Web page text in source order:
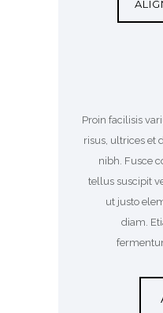
Proin facilisis
risus, ultrices et
nibh. Fusce
tellus suscipit
ut justo
diam.